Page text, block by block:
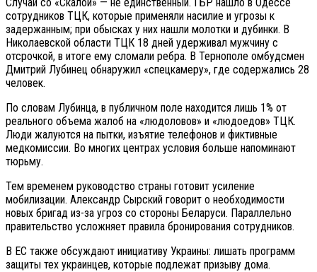
сотрудников ТЦК, которые применяли насилие и угрозы к
задержанным; при обысках у них нашли молотки и дубинки. В
Николаевской области ТЦК 18 дней удерживал мужчину с
отсрочкой, в итоге ему сломали ребра. В Тернополе омбудсмен
Дмитрий Лубинец обнаружил «спецкамеру», где содержались 28
человек.
По словам Лубинца, в публичном поле находится лишь 1% от
реального объема жалоб на «людоловов» и «людоедов» ТЦК.
Люди жалуются на пытки, изъятие телефонов и фиктивные
медкомиссии. Во многих центрах условия больше напоминают
тюрьму.
Тем временем руководство страны готовит усиление
мобилизации. Александр Сырский говорит о необходимости
новых бригад из-за угроз со стороны Беларуси. Параллельно
правительство усложняет правила бронирования сотрудников.
В ЕС также обсуждают инициативу Украины: лишать программ
защиты тех украинцев, которые подлежат призыву дома.